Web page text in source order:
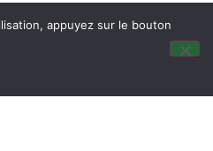
appuyez sur le bouton